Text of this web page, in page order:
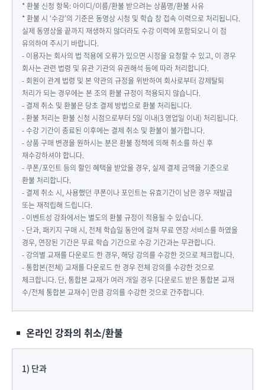
* 환불 신청 항목: 아이디/이름/환불 받으려는 상품명/환불 사유
* 환불 시 ‘수강’의 기준은 동영상 시청 및 학습 창 접속 이력으로 처리됩니다.
실제 동영상을 끝까지 재생하지 않더라도 수강 이력에 포함되오니 이 점
유의하여 주시기 바랍니다.
- 이용자는 회사의 법 적용에 오류가 있으면 시정을 요청할 수 있고, 이 경우
회사는 관련 법령 및 유관 기관의 유권해석 등에 따라 처리합니다.
- 회원이 관계 법령 및 본 약관의 규정을 위반하여 회사로부터 강제탈퇴
처리가 되는 경우에는 본 조의 환불 규정이 적용되지 않습니다.
- 결제 취소 및 환불은 당초 결제 방법으로 환불 처리됩니다.
- 환불 처리는 환불 신청 시점으로부터 5일 이내(3 영업일 이내) 처리됩니다.
- 수강 기간이 종료된 이후에는 결제 취소 및 환불이 불가합니다.
- 상품 구매 변경을 원하시는 분은 환불 정책에 의해 취소를 하신 후
재수강하셔야 합니다.
- 쿠폰/포인트 등의 할인 혜택을 받았을 경우, 실제 결제 금액을 기준으로
환불 처리합니다.
- 결제 취소 시, 사용했던 쿠폰이나 포인트는 유효기간이 남은 경우 재발급
또는 재적립해 드립니다.
- 이벤트성 강좌에서는 별도의 환불 규정이 적용될 수 있습니다.
- 단과, 패키지 구매 시, 전체 학습일 동안에 걸쳐 무료 연장 서비스를 하였을
경우, 연장된 기간은 무료 학습 기간으로 수강 기간과는 무관합니다.
- 강의별 교재를 다운로드 한 경우, 해당 강의를 수강한 것으로 체크합니다.
- 통합본(전체) 교재를 다운로드 한 경우 전체 강의를 수강한 것으로
체크합니다. 단, 통합본 교재가 여러 개일 경우 [다운로드 받은 통합본 교재
수/전체 통합본 교재수] 만큼 강의를 수강한 것으로 간주합니다.
온라인 강좌의 취소/환불
1) 단과